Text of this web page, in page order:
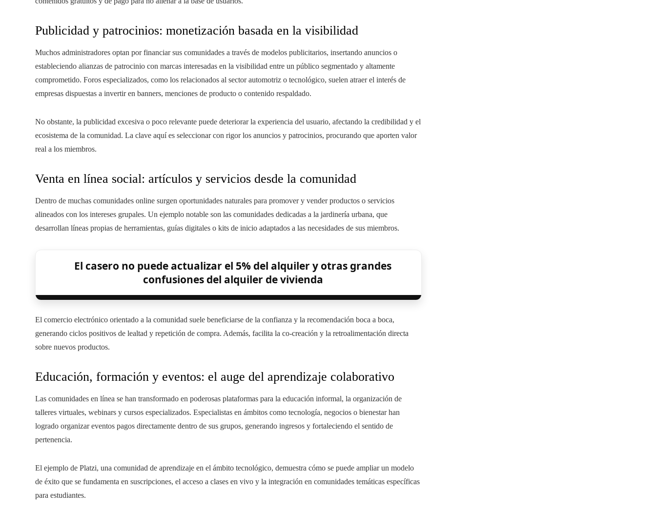
Publicidad y patrocinios: monetización basada en la visibilidad
Muchos administradores optan por financiar sus comunidades a través de modelos publicitarios, insertando anuncios o
estableciendo alianzas de patrocinio con marcas interesadas en la visibilidad entre un público segmentado y altamente
comprometido. Foros especializados, como los relacionados al sector automotriz o tecnológico, suelen atraer el interés de
empresas dispuestas a invertir en banners, menciones de producto o contenido respaldado.
No obstante, la publicidad excesiva o poco relevante puede deteriorar la experiencia del usuario, afectando la credibilidad y el
ecosistema de la comunidad. La clave aquí es seleccionar con rigor los anuncios y patrocinios, procurando que aporten valor
real a los miembros.
Venta en línea social: artículos y servicios desde la comunidad
Dentro de muchas comunidades online surgen oportunidades naturales para promover y vender productos o servicios
alineados con los intereses grupales. Un ejemplo notable son las comunidades dedicadas a la jardinería urbana, que
desarrollan líneas propias de herramientas, guías digitales o kits de inicio adaptados a las necesidades de sus miembros.
El casero no puede actualizar el 5% del alquiler y otras grandes
confusiones del alquiler de vivienda
El comercio electrónico orientado a la comunidad suele beneficiarse de la confianza y la recomendación boca a boca,
generando ciclos positivos de lealtad y repetición de compra. Además, facilita la co-creación y la retroalimentación directa
sobre nuevos productos.
Educación, formación y eventos: el auge del aprendizaje colaborativo
Las comunidades en línea se han transformado en poderosas plataformas para la educación informal, la organización de
talleres virtuales, webinars y cursos especializados. Especialistas en ámbitos como tecnología, negocios o bienestar han
logrado organizar eventos pagos directamente dentro de sus grupos, generando ingresos y fortaleciendo el sentido de
pertenencia.
El ejemplo de Platzi, una comunidad de aprendizaje en el ámbito tecnológico, demuestra cómo se puede ampliar un modelo
de éxito que se fundamenta en suscripciones, el acceso a clases en vivo y la integración en comunidades temáticas específicas
para estudiantes.